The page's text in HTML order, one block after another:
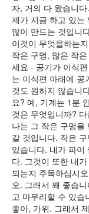
자, 거의 다 왔습니
제가 지금 하고 있는
많이 만드는 것입니
이것이 무엇을하는
작은 구멍, 많은 작
세요 - 공기가 이식
는 이식편 아래에 공
것도 원하지 않습니
요? 예, 기계는 1분
것은 무엇입니까?
나는 그 작은 구멍을
갈 것입니다. 작은
있습니다. 내가 파이
다. 그것이 또한 내
되는지 주목하십시
오. 그래서 꽤 좋습
고 마무리할 수 있습
좋아, 가위. 그래서